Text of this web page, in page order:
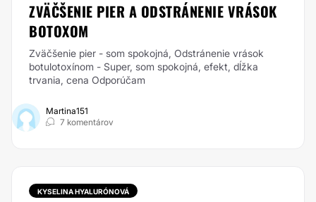
ZVÄČŠENIE PIER A ODSTRÁNENIE VRÁSOK
BOTOXOM
Zväčšenie pier - som spokojná, Odstránenie vrások
botulotoxínom - Super, som spokojná, efekt, dĺžka
trvania, cena Odporúčam
Martina151
7 komentárov
KYSELINA HYALURÓNOVÁ